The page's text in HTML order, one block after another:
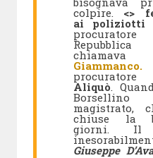
colpire. <>
ai poliziotti
Giammanco.
Aliquò.
magistrato,
chiuse la
giorni. Il
Giuseppe